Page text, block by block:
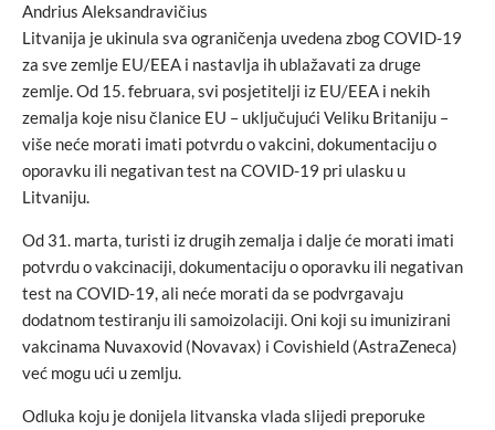
Andrius Aleksandravičius
Litvanija je ukinula sva ograničenja uvedena zbog COVID-19
za sve zemlje EU/EEA i nastavlja ih ublažavati za druge
zemlje. Od 15. februara, svi posjetitelji iz EU/EEA i nekih
zemalja koje nisu članice EU – uključujući Veliku Britaniju –
više neće morati imati potvrdu o vakcini, dokumentaciju o
oporavku ili negativan test na COVID-19 pri ulasku u
Litvaniju.
Od 31. marta, turisti iz drugih zemalja i dalje će morati imati
potvrdu o vakcinaciji, dokumentaciju o oporavku ili negativan
test na COVID-19, ali neće morati da se podvrgavaju
dodatnom testiranju ili samoizolaciji. Oni koji su imunizirani
vakcinama Nuvaxovid (Novavax) i Covishield (AstraZeneca)
već mogu ući u zemlju.
Odluka koju je donijela litvanska vlada slijedi preporuke